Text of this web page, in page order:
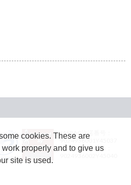
JASRAC許諾番号：
9024936001Y45037
JASRAC許諾番号：
cookies. These are
properly and to give us
site is used.